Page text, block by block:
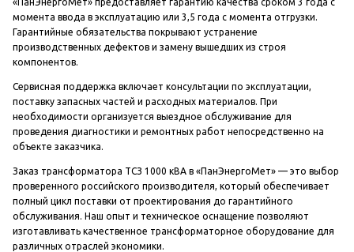
момента ввода в эксплуатацию или 3,5 года с момента отгрузки.
Гарантийные обязательства покрывают устранение
производственных дефектов и замену вышедших из строя
компонентов.
Сервисная поддержка включает консультации по эксплуатации,
поставку запасных частей и расходных материалов. При
необходимости организуется выездное обслуживание для
проведения диагностики и ремонтных работ непосредственно на
объекте заказчика.
Заказ трансформатора ТСЗ 1000 кВА в «ПанЭнергоМет» — это выбор
проверенного российского производителя, который обеспечивает
полный цикл поставки от проектирования до гарантийного
обслуживания. Наш опыт и техническое оснащение позволяют
изготавливать качественное трансформаторное оборудование для
различных отраслей экономики.